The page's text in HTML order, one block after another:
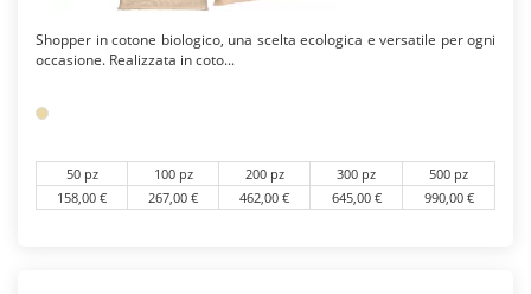
Shopper in cotone biologico, una scelta ecologica e versatile per ogni
occasione. Realizzata in coto...
50 pz 100 pz 200 pz 300 pz
500 pz
158,00 €
267,00 € 462,00 € 645,00 € 990,00 €